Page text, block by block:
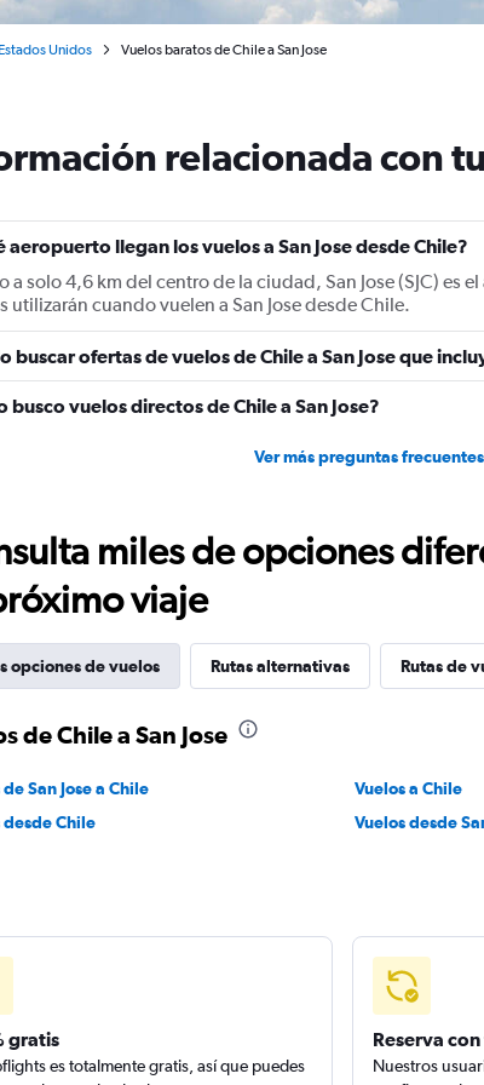
Unidos Vuelos baratos de Chile a San Jose
relacionada con
aeropuerto llegan los vuelos a San Jose desde Chile?
a solo 4,6 km del centro de la ciudad, San Jose (SJC) es
utilizarán cuando vuelen a San Jose desde Chile.
buscar ofertas de vuelos de Chile a San Jose que
busco vuelos directos de Chile a San Jose?
Ver más preguntas frecuentes
miles de opciones
viaje
opciones de vuelos Rutas alternativas Rutas de
de Chile a San Jose
San Jose a Chile Vuelos a Chile
desde Chile
Vuelos desde
gratis
es totalmente gratis, así que puedes
Reserva
Nuestros